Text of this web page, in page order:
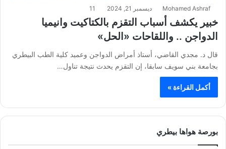
Mohamed Ashraf ديسمبر 21, 2024 11
خبير يكشف أسباب التقزم بالكتاكيت وانيميا
الدواجن .. واللقاحات «الحل»
قال د. مجدي القاضي، أستاذ أمراض الدواجن وعميد كلية الطب البيطري
بجامعة بني سويف سابقا، إن التقزم يحدث نتيجة تناول…
أكمل القراءة »
بورصة هواها بيطري